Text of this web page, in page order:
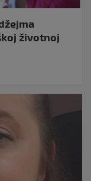
životnoj